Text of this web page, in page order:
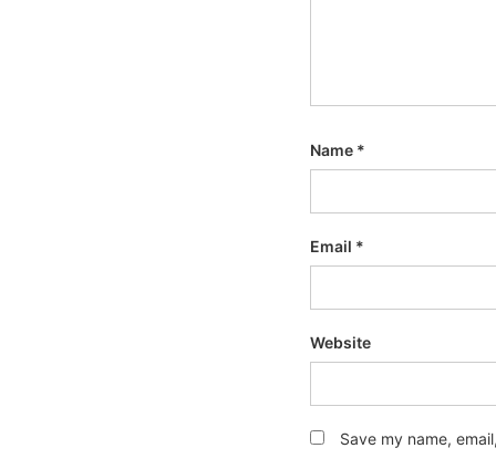
Name *
Email *
Website
Save my name,